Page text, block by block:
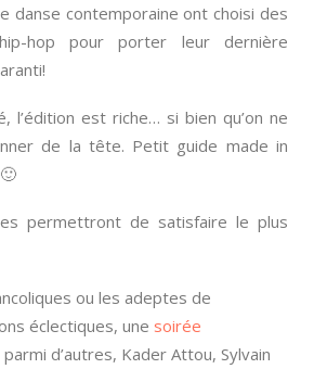
danse contemporaine ont choisi des
hop pour porter leur dernière
l’édition est riche… si bien qu’on ne
de la tête. Petit guide made in
permettront de satisfaire le plus
ou les adeptes de
éclectiques, une soirée
parmi d’autres, Kader Attou, Sylvain